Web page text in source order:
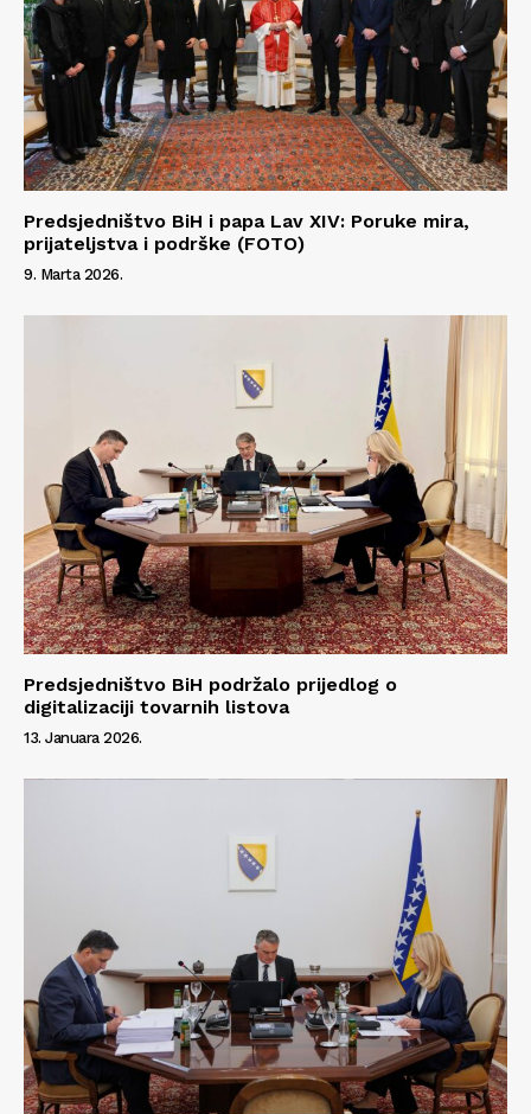
Predsjedništvo BiH i papa Lav XIV: Poruke mira,
prijateljstva i podrške (FOTO)
9. Marta 2026.
Predsjedništvo BiH podržalo prijedlog o
digitalizaciji tovarnih listova
13. Januara 2026.